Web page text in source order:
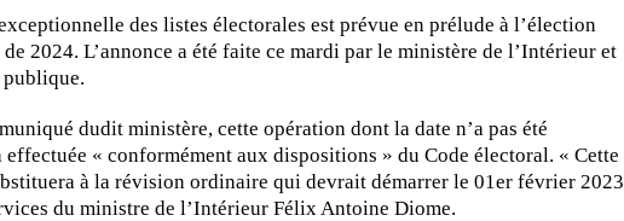
des listes électorales est prévue en prélude à l’élection
2024. L’annonce a été faite ce mardi par le ministère de l’Intérieur et
publique.
dudit ministère, cette opération dont la date n’a pas été
effectuée « conformément aux dispositions » du Code électoral. « Cette
à la révision ordinaire qui devrait démarrer le 01er février 2023
du ministre de l’Intérieur Félix Antoine Diome.